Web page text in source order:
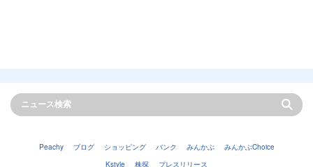
Peachy ブログ ショッピング バンク みんかぶ
みんかぶChoice
Kstyle
株探 プレスリリース